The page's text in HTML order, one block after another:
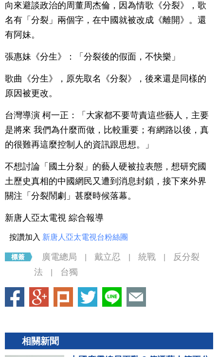
向來避談政治的周董周杰倫，因為情歌《分裂》，歌
名有「分裂」兩個字，在中國就被改成《離開》。還
有阿妹。
張惠妹《分生》：「分裂後的假面，不快樂」
歌曲《分生》，原先取名《分裂》，後來還是同樣的
原因被更改。
台灣導演 柯一正：「大家都不要苛責這些藝人，主要
是將來 我們為什麼而做，比較重要；有網路以後，真
的很難再這麼控制人的資訊跟思想。」
不想討論「國土分裂」的藝人硬被拉表態，想研究國
土歷史真相的中國網民又遭到消息封鎖，接下來外界
關注「分裂鬧劇」甚麼時候落幕。
新唐人亞太電視 綜合報導
按讚加入 新唐人亞太電視台粉絲團
廣電總局 戴立忍 統戰
反分裂
法
台獨
相關新聞